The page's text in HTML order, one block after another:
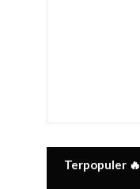
Terpopuler 🔥